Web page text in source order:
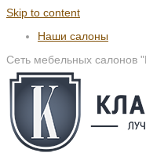
Skip to content
Наши салоны
Сеть мебельных салонов